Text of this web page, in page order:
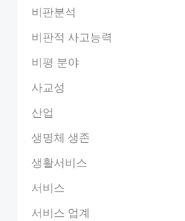
비판분석
비판적 사고능력
비평 분야
사교성
산업
생명체 생존
생활서비스
서비스
서비스 업계